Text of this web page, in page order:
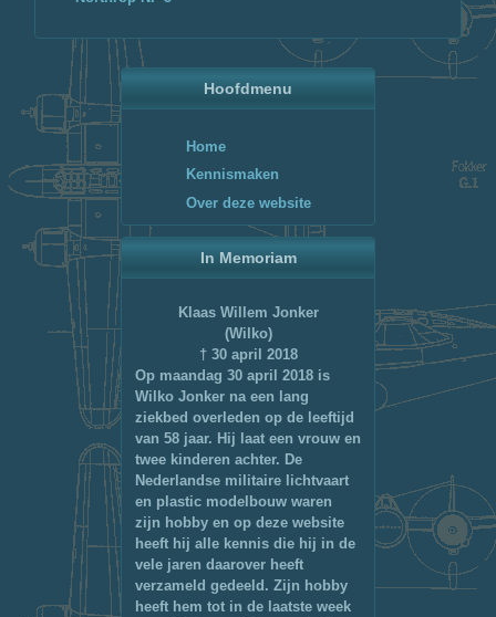
Hoofdmenu
Home
Kennismaken
Over deze website
In Memoriam
Klaas Willem Jonker
(Wilko)
† 30 april 2018
Op maandag 30 april 2018 is
Wilko Jonker na een lang
ziekbed overleden op de leeftijd
van 58 jaar. Hij laat een vrouw en
twee kinderen achter. De
Nederlandse militaire lichtvaart
en plastic modelbouw waren
zijn hobby en op deze website
heeft hij alle kennis die hij in de
vele jaren daarover heeft
verzameld gedeeld. Zijn hobby
heeft hem tot in de laatste week